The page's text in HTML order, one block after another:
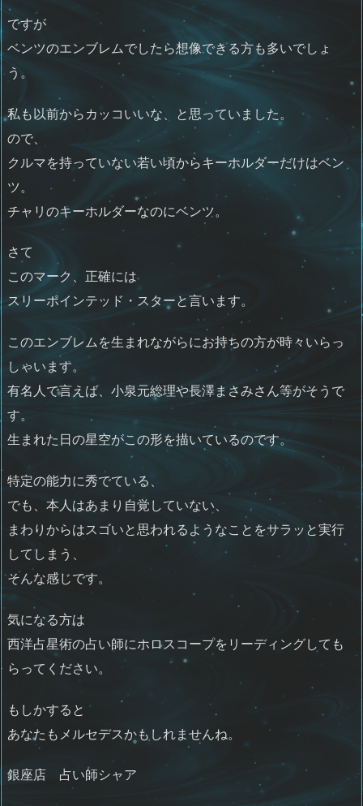
ですが
ベンツのエンブレムでしたら想像できる方も多いでしょ
う。
私も以前からカッコいいな、と思っていました。
ので、
クルマを持っていない若い頃からキーホルダーだけはベン
ツ。
チャリのキーホルダーなのにベンツ。
さて
このマーク、正確には
スリーポインテッド・スターと言います。
このエンブレムを生まれながらにお持ちの方が時々いらっ
しゃいます。
有名人で言えば、小泉元総理や長澤まさみさん等がそうで
す。
生まれた日の星空がこの形を描いているのです。
特定の能力に秀でている、
でも、本人はあまり自覚していない、
まわりからはスゴいと思われるようなことをサラッと実行
してしまう、
そんな感じです。
気になる方は
西洋占星術の占い師にホロスコープをリーディングしても
らってください。
もしかすると
あなたもメルセデスかもしれませんね。
銀座店 占い師シャア